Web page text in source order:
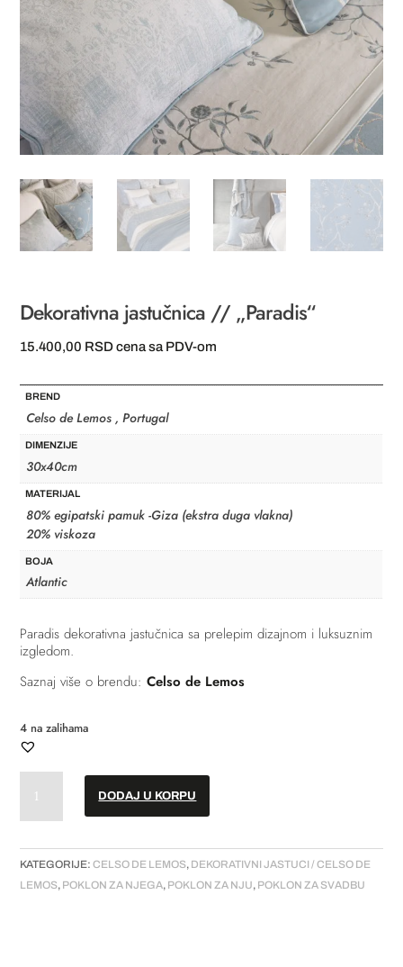
Dekorativna jastučnica // „Paradis“
15.400,00 RSD cena sa PDV-om
BREND
Celso de Lemos , Portugal
DIMENZIJE
30x40cm
MATERIJAL
80% egipatski pamuk -Giza (ekstra duga vlakna)
20% viskoza
BOJA
Atlantic
Paradis dekorativna jastučnica sa prelepim dizajnom i luksuznim
izgledom.
Saznaj više o brendu:Celso de Lemos
4 na zalihama
Dekorativna
jastučnica
//
količina
DODAJ U KORPU
KATEGORIJE:CELSO DE LEMOS, DEKORATIVNI JASTUCI / CELSO DE
LEMOS, POKLON ZA NJEGA, POKLON ZA NJU, POKLON ZA SVADBU